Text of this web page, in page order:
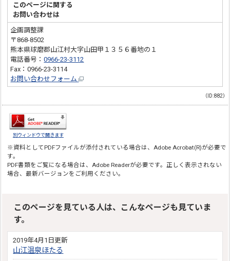
このページに関する
お問い合わせは
企画調整課
〒868-8502
熊本県球磨郡山江村大字山田甲１３５６番地の１
電話番号：0966-23-3112
Fax：0966-23-3114
お問い合わせフォーム
（ID:882）
別ウィンドウで開きます
※資料としてPDFファイルが添付されている場合は、 Adobe Acrobat(R)が必要で
す。
PDF書類をご覧になる場合は、 Adobe Readerが必要です。正しく表示されない
場合、最新バージョンをご利用ください。
このページを見ている人は、こんなページも見ていま
す。
2019年4月1日更新
山江温泉ほたる